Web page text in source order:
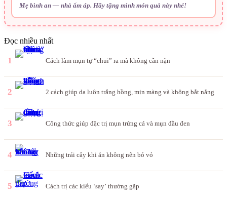
Mẹ bình an — nhà ấm áp. Hãy tặng mình món quà này nhé!
Đọc nhiều nhất
1 Cách làm mụn tự “chui” ra mà không cần nặn
2 2 cách giúp da luôn trắng hồng, mịn màng và không bắt nắng
3 Công thức giúp đặc trị mụn trứng cá và mụn đầu đen
4 Những trái cây khi ăn không nên bỏ vỏ
5 Cách trị các kiểu ‘say’ thường gặp